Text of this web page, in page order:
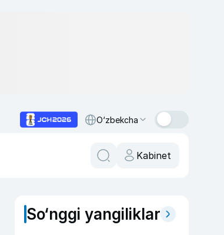
O‘zbekcha
Kabinet
So‘nggi yangiliklar